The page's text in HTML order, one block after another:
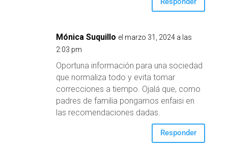
Mónica Suquillo el marzo 31, 2024 a las
2:03 pm
Oportuna información para una sociedad
que normaliza todo y evita tomar
correcciones a tiempo. Ojalá que, como
padres de familia pongamos enfaisi en
las recomendaciones dadas.
Responder